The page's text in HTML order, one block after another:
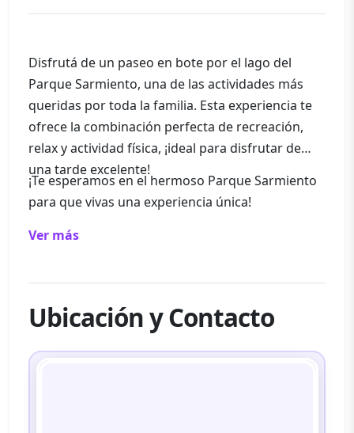
Disfrutá de un paseo en bote por el lago del
Parque Sarmiento, una de las actividades más
queridas por toda la familia. Esta experiencia te
ofrece la combinación perfecta de recreación,
relax y actividad física, ¡ideal para disfrutar de
una tarde excelente!
¡Te esperamos en el hermoso Parque Sarmiento
para que vivas una experiencia única!
Ver más
Ubicación y Contacto